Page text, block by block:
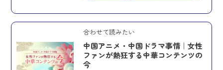
合わせて読みたい
中国アニメ・中国ドラマ事情｜女性
ファンが熱狂する中華コンテンツの
今